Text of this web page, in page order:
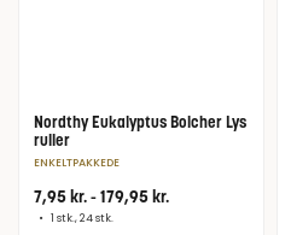
Nordthy Eukalyptus Bolcher Lys
ruller
ENKELTPAKKEDE
7,95kr.-179,95kr.
• 1 stk., 24 stk.